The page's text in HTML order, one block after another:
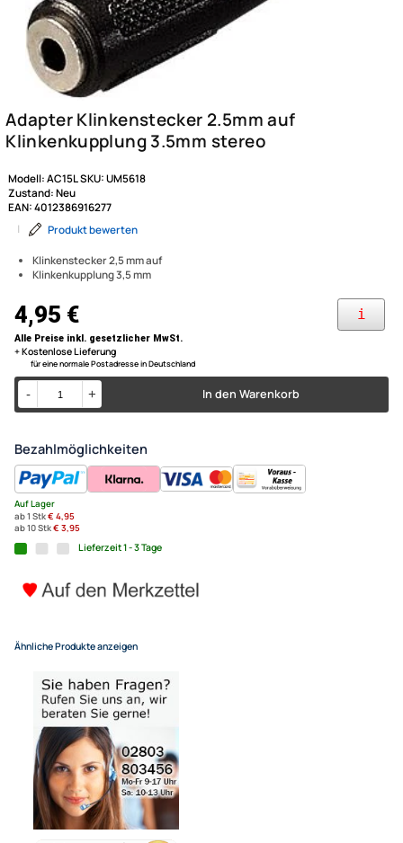
Adapter Klinkenstecker
Klinkenkupplung 3.5mm
Klinkenstecker 2,5 mm auf
Klinkenkupplung 3,5 mm
Modell:
Zustand:Neu
EAN:4012386916277
4,95 €
Alle Preise inkl. gesetzlicher MwSt.
+ Kostenlose Lieferung
für eine normale Postadresse in Deutschland
Bezahlmöglichkeiten
Auf Lager
ab 1 Stk€ 4,95
ab 10 Stk€ 3,95
Lieferzeit 1 - 3 Tage